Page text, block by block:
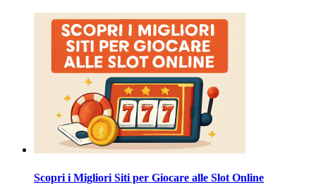
Scopri i Migliori Siti per Giocare alle Slot Online